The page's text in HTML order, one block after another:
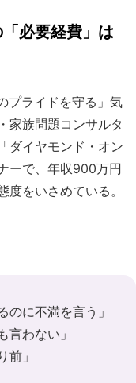
「必要経費」は
プライドを守る」気
家族問題コンサルタ
ダイヤモンド・オン
ーで、年収900万円
をいさめている。
のに不満を言う」
言わない」
前」